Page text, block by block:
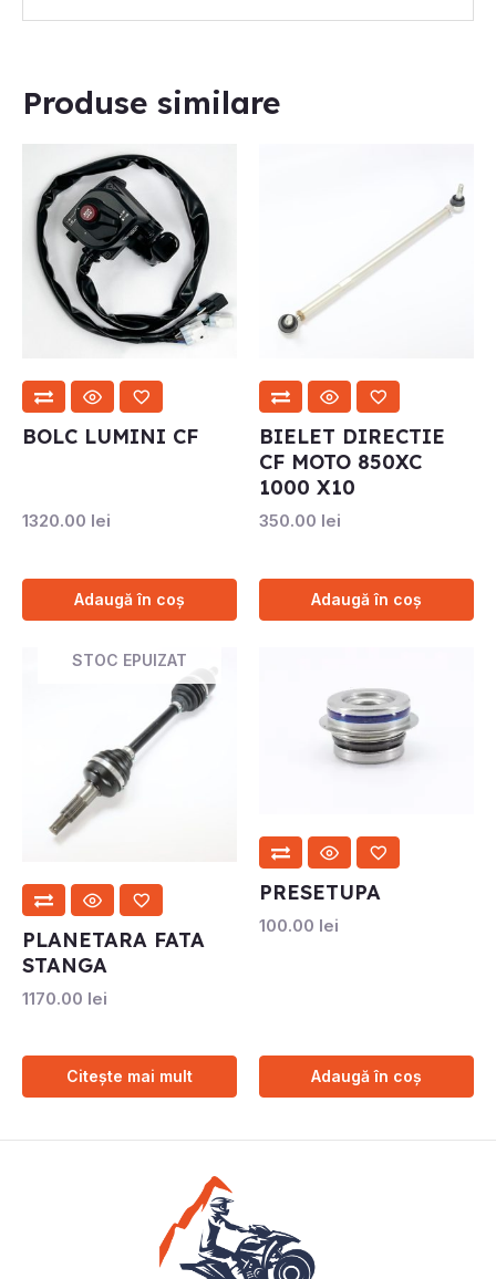
Produse similare
BOLC LUMINI CF
1320.00 lei
Adaugă în coș
BIELET DIRECTIE
CF MOTO 850XC
1000 X10
350.00 lei
Adaugă în coș
STOC EPUIZAT
PLANETARA FATA
STANGA
1170.00 lei
Citește mai mult
PRESETUPA
100.00 lei
Adaugă în coș